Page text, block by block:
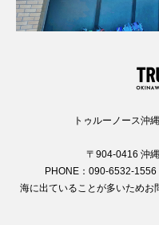
トゥルーノース沖
〒904-0416 沖
PHONE：090-6532-
海に出ていることが多いためお